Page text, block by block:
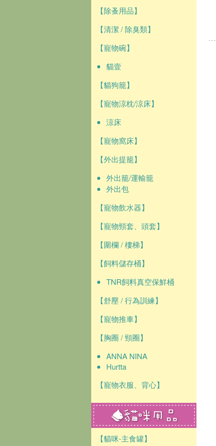
【除蚤用品】
【清潔 / 除臭類】
【寵物碗】
貓壹
【貓狗籠】
【寵物涼枕/涼床】
涼床
【寵物窩床】
【外出提籠】
外出籠/運輸籠
外出包
【寵物飲水器】
【寵物頸套、頭套】
【圍欄 / 樓梯】
【飼料儲存桶】
TNR飼料真空保鮮桶
【舒壓 / 行為訓練】
【寵物推車】
【胸圈 / 頸圈】
ANNA NINA
Hurtta
【寵物衣服、背心】
【貓咪-主食罐】